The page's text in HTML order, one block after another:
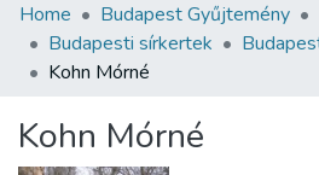
Communities & Collections
All of DSpace
About us
Home Budapest Gyűjtemény
Budapesti sírkertek
Kohn Mórné
Kohn Mórné